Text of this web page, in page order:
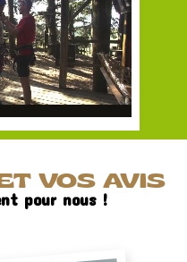
VOS AVIS
pour nous !